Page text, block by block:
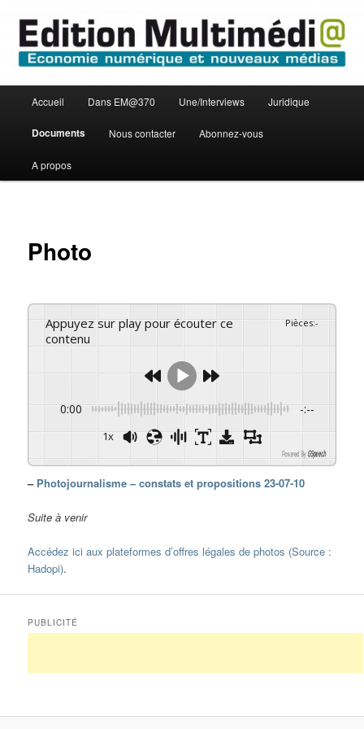
contenu
principalEdition Multimédi@
principal
Accueil Dans EM@370 Une/Interviews Juridique
Documents Nous contacter Abonnez-vous
A propos
Photo
Appuyez sur play pour écouter ce
contenu
Pièces:-
0:00 -:--
1x
Powered By GSpeech
– Photojournalisme – constats et propositions 23-07-10
Suite à venir
Accédez ici aux plateformes d’offres légales de photos (Source :
Hadopi).
PUBLICITÉ